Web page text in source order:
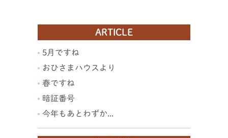
ARTICLE
5月ですね
おひさまハウスより
春ですね
暗証番号
今年もあとわずか...